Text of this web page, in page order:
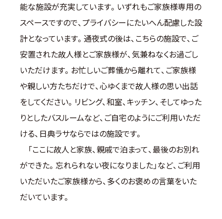
能な施設が充実しています。いずれもご家族様専用の
スペースですので、プライバシーにたいへん配慮した設
計となっています。通夜式の後は、こちらの施設で、ご
安置された故人様とご家族様が、気兼ねなくお過ごし
いただけます。お忙しいご葬儀から離れて、ご家族様
や親しい方たちだけで、心ゆくまで故人様の思い出話
をしてください。リビング、和室、キッチン、そしてゆった
りとしたバスルームなど、ご自宅のようにご利用いただ
ける、日典ラサならではの施設です。
「ここに故人と家族、親戚で泊まって、最後のお別れ
ができた。忘れられない夜になりました」など、ご利用
いただいたご家族様から、多くのお褒めの言葉をいた
だいています。